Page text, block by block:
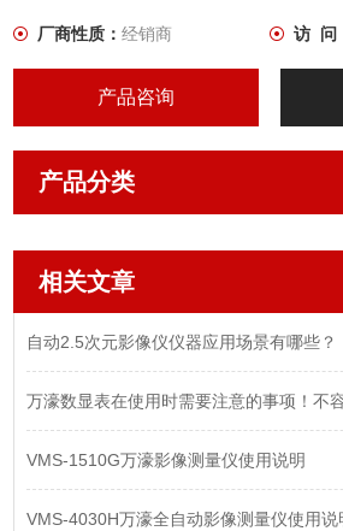
厂商性质：经销商 访 问
产品咨询
产品分类
相关文章
自动2.5次元影像仪仪器应用场景有哪些？
万濠数显表在使用时需要注意的事项！不
VMS-1510G万濠影像测量仪使用说明
VMS-4030H万濠全自动影像测量仪使用说